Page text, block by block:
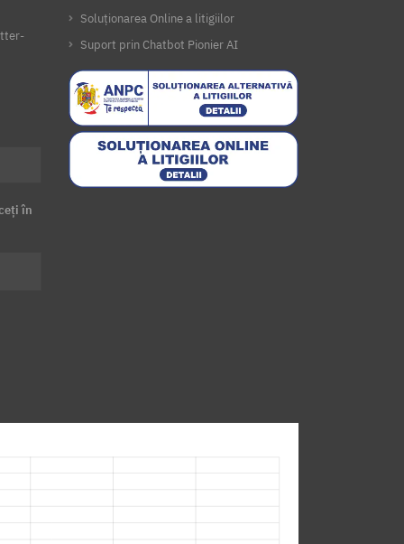
în
Soluționarea Online a litigiilor
Suport prin Chatbot Pionier AI